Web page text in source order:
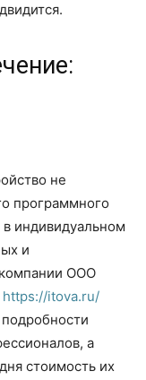
не
программного
индивидуальном
и
ООО
https://itova.ru/
а
стоимость их